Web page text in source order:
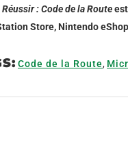
Réussir: Code de la Route
Store, Nintendo
Code de la Route,